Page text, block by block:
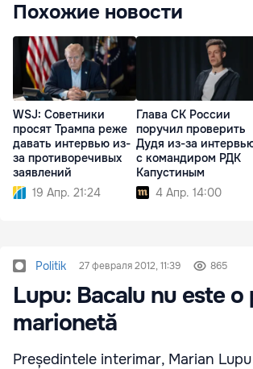
Похожие новости
WSJ: Советники
просят Трампа реже
давать интервью из-
за противоречивых
заявлений
19 Апр. 21:24
Глава СК России
поручил проверить
Дудя из-за
с командиром РДК
Капустиным
4 Апр. 14:00
Politik 27 февраля 2012, 11:39 865
Lupu: Bacalu nu este o
marionetă
Președintele interimar, Marian